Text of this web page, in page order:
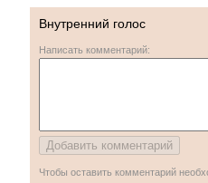
Внутренний голос
Написать комментарий:
Чтобы оставить комментарий